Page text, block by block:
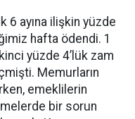
6 ayına ilişkin yüzde
hafta ödendi. 1
yüzde 4’lük zam
Memurların
emeklilerin
bir sorun